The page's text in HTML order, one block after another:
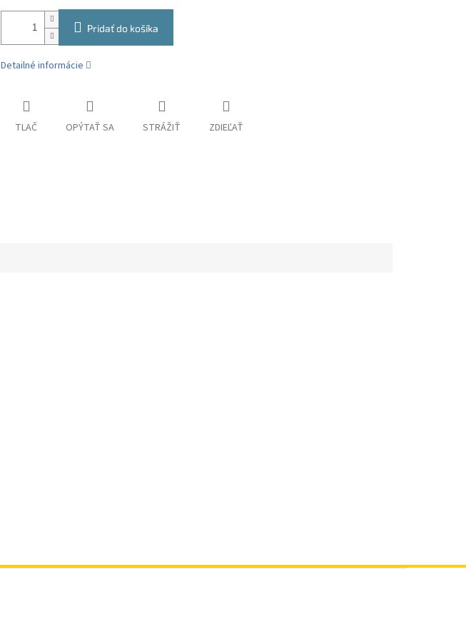
Pridať do košíka
Detailné informácie
TLAČ OPÝTAŤ SA STRÁŽIŤ ZDIEĽAŤ